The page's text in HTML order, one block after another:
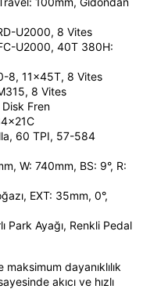
U2000, 8 Vites
U2000, 40T 380H:
8, 11x45T, 8 Vites
8 Vites
Fren
60 TPI, 57-584
W: 740mm, BS: 9°, R:
EXT: 35mm, 0°,
Park Ayağı, Renkli Pedal
dayanıklılık
akıcı ve hızlı